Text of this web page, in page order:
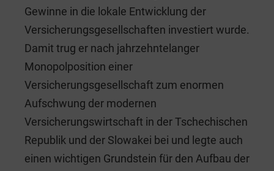
Gewinne in die lokale Entwicklung der
Versicherungsgesellschaften investiert wurde.
Damit trug er nach jahrzehntelanger
Monopolposition einer
Versicherungsgesellschaft zum enormen
Aufschwung der modernen
Versicherungswirtschaft in der Tschechischen
Republik und der Slowakei bei und legte auch
einen wichtigen Grundstein für den Aufbau der